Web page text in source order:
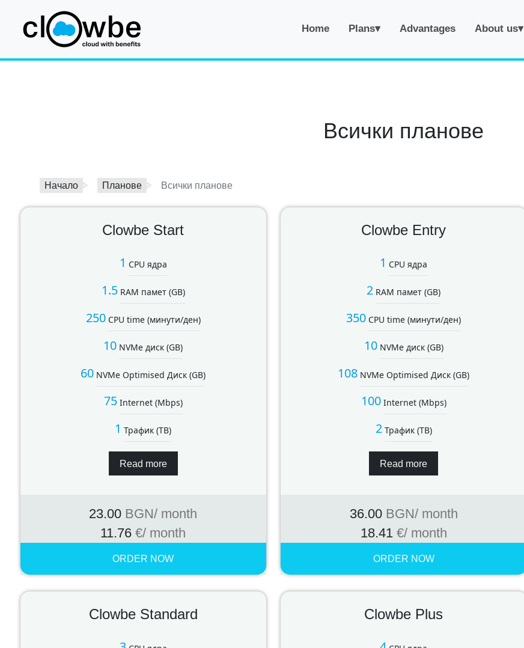
Home Plans▾ Advantages About us▾
Всички планове
Начало Планове Всички планове
Clowbe Start
1 CPU ядра
1.5 RAM памет (GB)
250 CPU time (минути/ден)
10 NVMe диск (GB)
60 NVMe Optimised Диск (GB)
75 Internet (Mbps)
1 Трафик (TB)
Read more
23.00 BGN/ month
11.76 €/ month
ORDER NOW
Clowbe Entry
1 CPU ядра
2 RAM памет (GB)
350 CPU time (минути/ден)
10 NVMe диск (GB)
108 NVMe Optimised Диск (GB)
100 Internet (Mbps)
2 Трафик (TB)
Read more
36.00BGN/ month
18.41€/ month
ORDER NOW
Clowbe Standard
Clowbe Plus